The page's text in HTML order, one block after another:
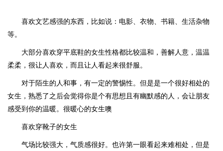
喜欢文艺感强的东西，比如说：电影、衣物、书籍、生活杂物
等。
大部分喜欢穿平底鞋的女生性格都比较温和，善解人意，温温
柔柔，很让人喜欢，而且让人看起来很舒服。
对于陌生的人和事，有一定的警惕性。但是是一个很好相处的
女生，熟悉了之后会觉得你是个有思想且有幽默感的人，会让朋友
感受到你的温暖。很暖心的女生噢
喜欢穿靴子的女生
气场比较强大，气质感很好。也许第一眼看起来难相处，但是